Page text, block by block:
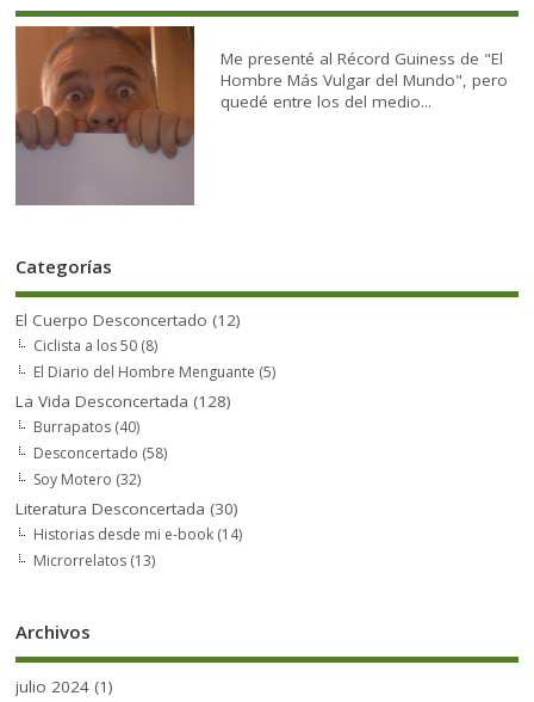
Me presenté al Récord Guiness de "El
Hombre Más Vulgar del Mundo", pero
quedé entre los del medio...
Categorías
El Cuerpo Desconcertado (12)
Ciclista a los 50 (8)
El Diario del Hombre Menguante (5)
La Vida Desconcertada (128)
Burrapatos (40)
Desconcertado (58)
Soy Motero (32)
Literatura Desconcertada (30)
Historias desde mi e-book (14)
Microrrelatos (13)
Archivos
julio 2024 (1)